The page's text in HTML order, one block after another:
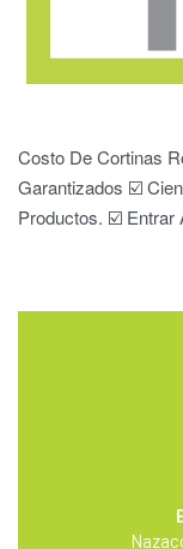
Costo De Cortinas
Garantizados ☑️
Productos. ☑️ Entrar